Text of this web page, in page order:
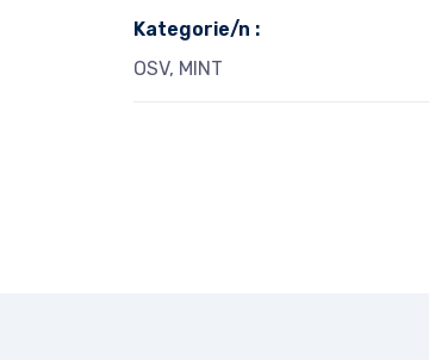
Kategorie/n :
OSV, MINT